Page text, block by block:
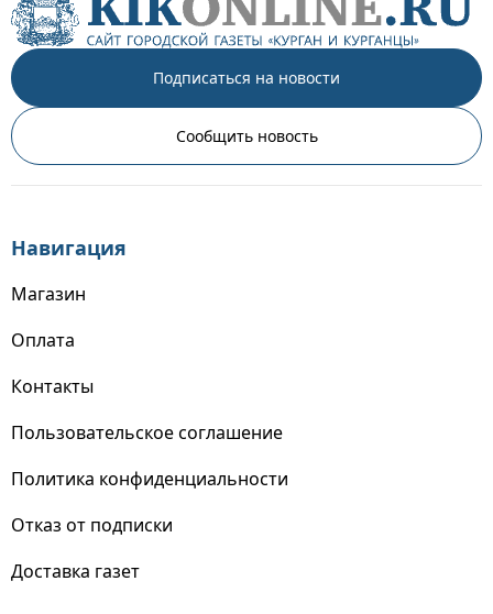
Подписаться на новости
Сообщить новость
Навигация
Магазин
Оплата
Контакты
Пользовательское соглашение
Политика конфиденциальности
Отказ от подписки
Доставка газет